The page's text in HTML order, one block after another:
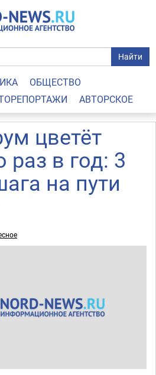
Найти
ОБЩЕСТВО
АВТОРСКОЕ
цветёт
раз в год: 3
на пути